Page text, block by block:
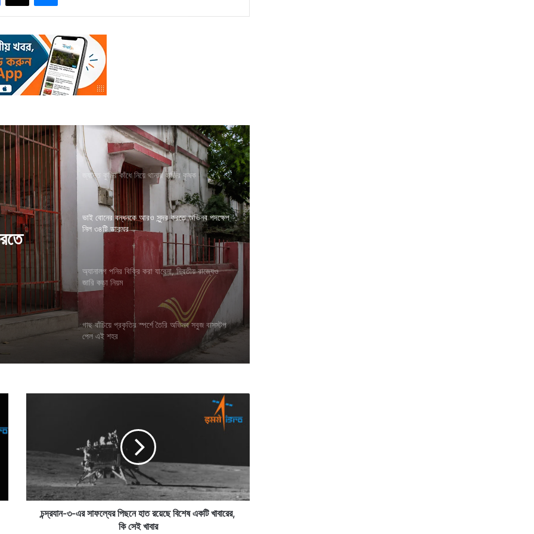
জ্যান্ত কুমির কাঁধে নিয়ে থানায় হাজির কৃষক
ভাই বোনের বন্ধনকে আরও সুন্দর করতে অভিনব পদক্ষেপ
নিল ৩৪টি ডাকঘর
অ্যানালগ পনির বিক্রি করা যাবেনা, দ্বিতীয় রাজ্যেও
জারি কড়া নিয়ম
গাছ বাঁচিয়ে প্রকৃতির স্পর্শে তৈরি অভিনব সবুজ বাসস্টপ
পেল এই শহর
-
-
এ
র
চন্দ্রযান-৩-এর সাফল্যের পিছনে হাত রয়েছে বিশেষ একটি খাবারের,
কি সেই খাবার